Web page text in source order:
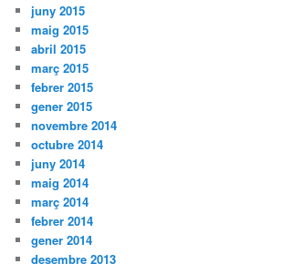
juny 2015
maig 2015
abril 2015
març 2015
febrer 2015
gener 2015
novembre 2014
octubre 2014
juny 2014
maig 2014
març 2014
febrer 2014
gener 2014
desembre 2013